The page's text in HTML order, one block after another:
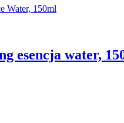
esencja water,